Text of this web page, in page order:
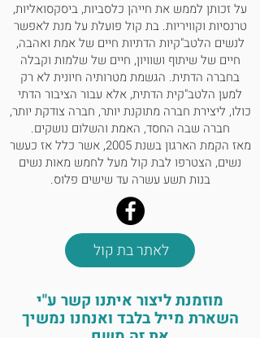
על זכותן לממש את חייהן כלסביות, ביסקסואליות,
טרנסיות וקוויריות. בת קול פועלת על מנת לאפשר
לנשים הלטב"קיות הדתיות חיים של אמת ואהבה,
חיים של שיתוף ושוויון, חיים של שלמות וקבלה
בחברה הדתית. הגשמת מטרותיה חיונית לא רק
למען הלטב"קית הדתית, אלא עבור הציבור הדתי
כולו, ליצירת חברה מתוקנת יותר, חברה צודקת יותר,
חברה שבה החסד, האמת והשלום נושקים.
מאז הקמת הארגון בשנת 2005, אשר כלל אז כעשר
נשים, הצטרפו לבת קול מעל לחמש מאות נשים
בנות תשע עשרה עד שישים פלוס.
לאתר בת קול
מוזמנת ליצור איתנו קשר ע"י
השארת מייל בלבד ואנחנו נמשיך